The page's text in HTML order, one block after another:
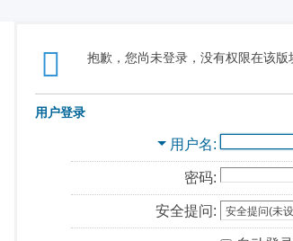
抱歉，您尚未登录，没有权限在该版
用户登录
用户名
密码:
安全提问: